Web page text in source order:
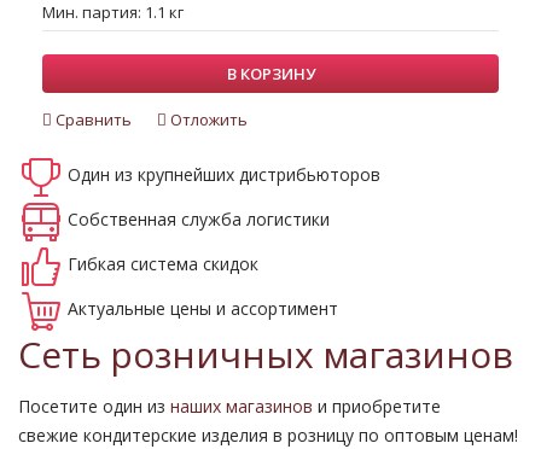
Мин. партия: 1.1 кг
В КОРЗИНУ
Сравнить Отложить
Один из крупнейших дистрибьюторов
Собственная служба логистики
Гибкая система скидок
Актуальные цены и ассортимент
Сеть розничных магазинов
Посетите один из наших магазинов и приобретите
свежие кондитерские изделия в розницу по оптовым ценам!